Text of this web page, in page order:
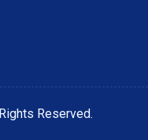
Reserved.